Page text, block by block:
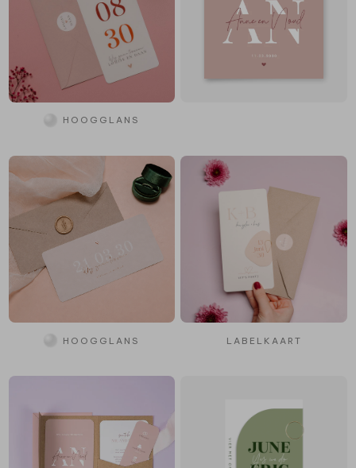
HOOGGLANS
HOOGGLANS LABELKAART